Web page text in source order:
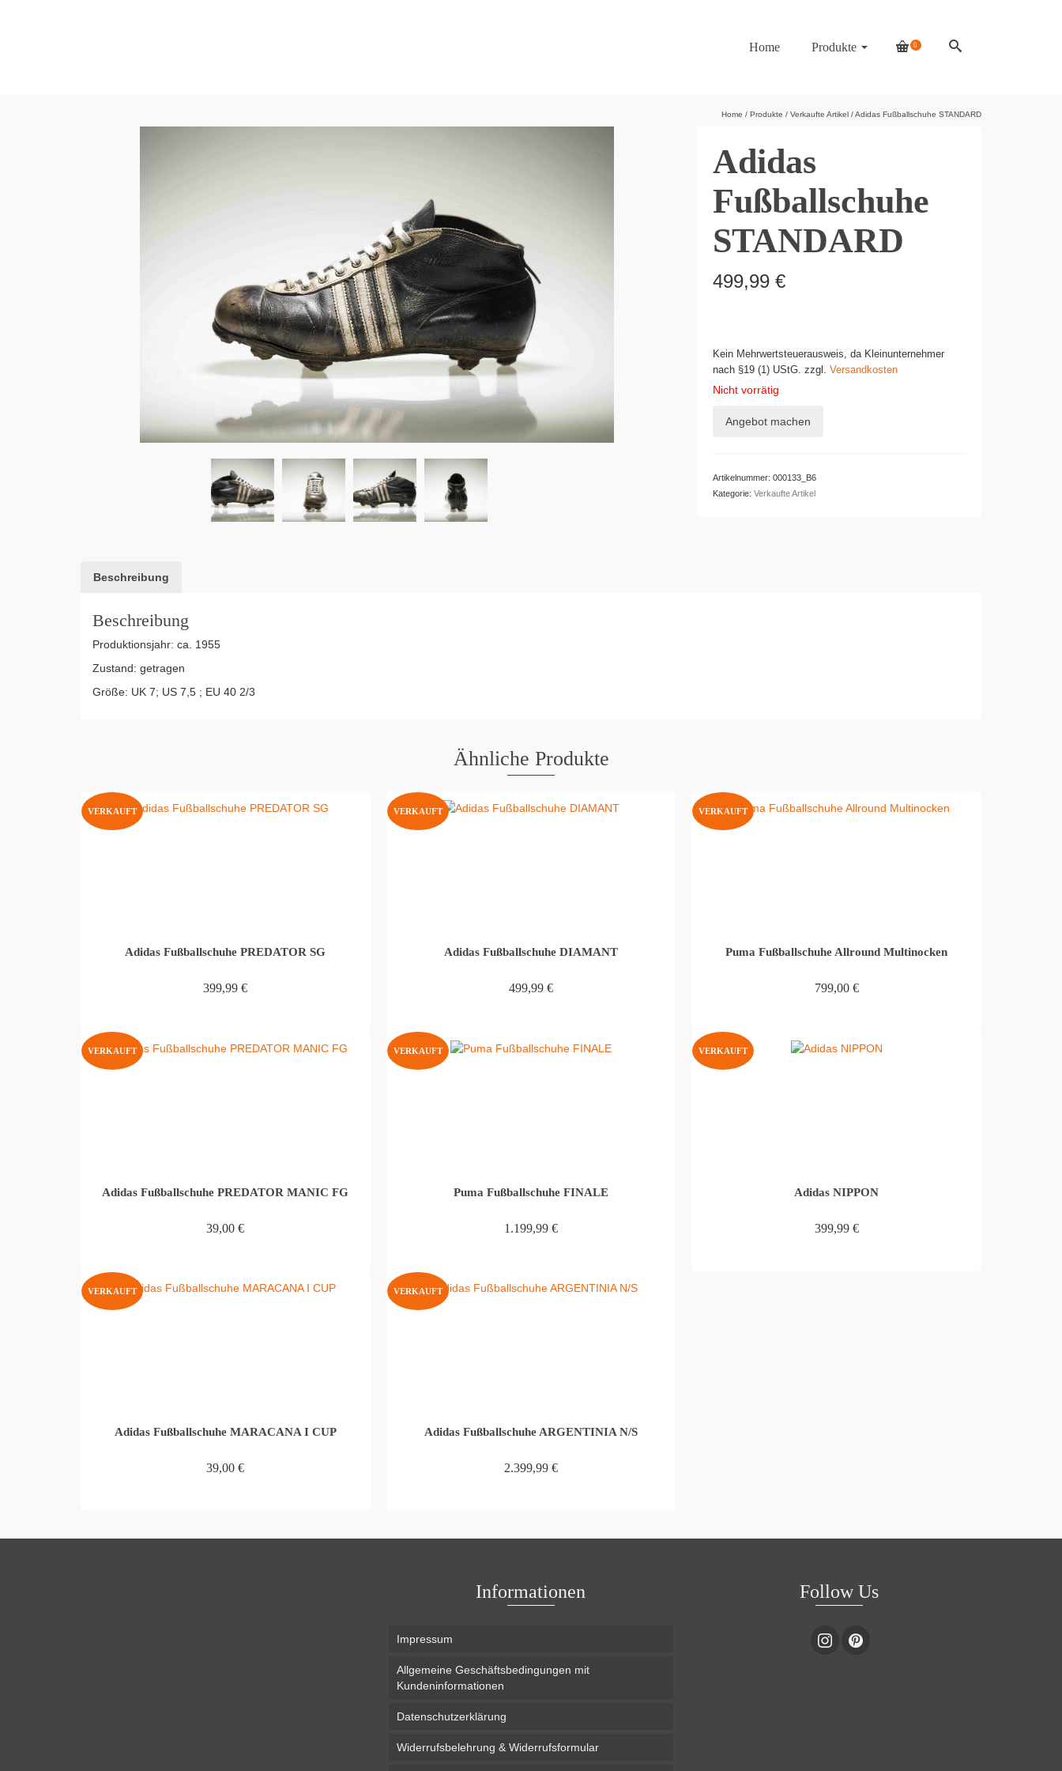
Home Produkte 0
Home / Produkte / Verkaufte Artikel /Adidas Fußballschuhe STANDARD
Adidas
Fußballschuhe
STANDARD
499,99 €
Kein Mehrwertsteuerausweis, da Kleinunternehmer
nach §19 (1) UStG. zzgl. Versandkosten
Nicht vorrätig
Angebot machen
Artikelnummer: 000133_B6
Kategorie: Verkaufte Artikel
Beschreibung
Beschreibung
Produktionsjahr: ca. 1955
Zustand: getragen
Größe: UK 7; US 7,5 ; EU 40 2/3
Ähnliche Produkte
VERKAUFT
Adidas Fußballschuhe PREDATOR SG
399,99€
VERKAUFT
Adidas Fußballschuhe DIAMANT
499,99 €
VERKAUFT
Puma Fußballschuhe Allround Multinocken
799,00 €
VERKAUFT
Adidas Fußballschuhe PREDATOR MANIC FG
39,00€
VERKAUFT
Puma Fußballschuhe FINALE
1.199,99 €
VERKAUFT
Adidas NIPPON
399,99 €
VERKAUFT
Adidas Fußballschuhe MARACANA I CUP
39,00€
VERKAUFT
Adidas Fußballschuhe ARGENTINIA N/S
2.399,99 €
Informationen
Impressum
Allgemeine Geschäftsbedingungen mit
Kundeninformationen
Datenschutzerklärung
Widerrufsbelehrung & Widerrufsformular
Follow Us